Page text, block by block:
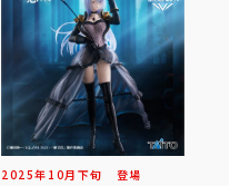
2025年 10月 下旬 登場